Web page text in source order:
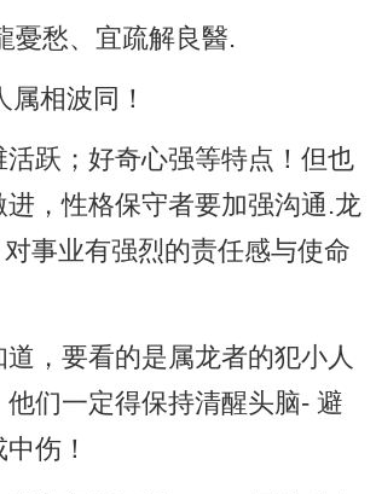
憂愁、宜疏解良醫.
相波同！
跃；好奇心强等特点！但也
，性格保守者要加强沟通.龙
事业有强烈的责任感与使命
，要看的是属龙者的犯小人
他们一定得保持清醒头脑- 避
伤！